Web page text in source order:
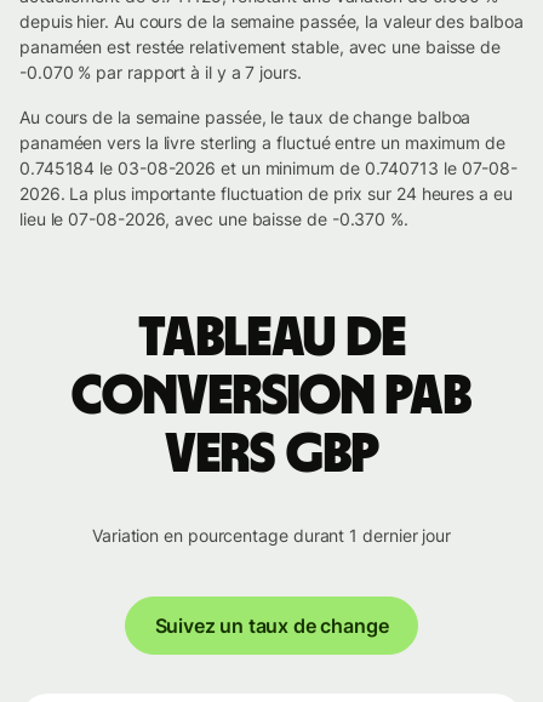
depuis hier. Au cours de la semaine passée, la valeur des balboa
panaméen est restée relativement stable, avec une baisse de
-0.070 % par rapport à il y a 7 jours.
Au cours de la semaine passée, le taux de change balboa
panaméen vers la livre sterling a fluctué entre un maximum de
0.745184 le 03-08-2026 et un minimum de 0.740713 le 07-08-
2026. La plus importante fluctuation de prix sur 24 heures a eu
lieu le 07-08-2026, avec une baisse de -0.370 %.
Tableau de
conversion PAB
vers GBP
Variation en pourcentage durant 1 dernier jour
Suivez un taux de change